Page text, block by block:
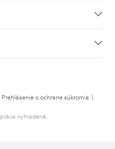
Prehlásenie o ochrane súkromia
vyhradené.